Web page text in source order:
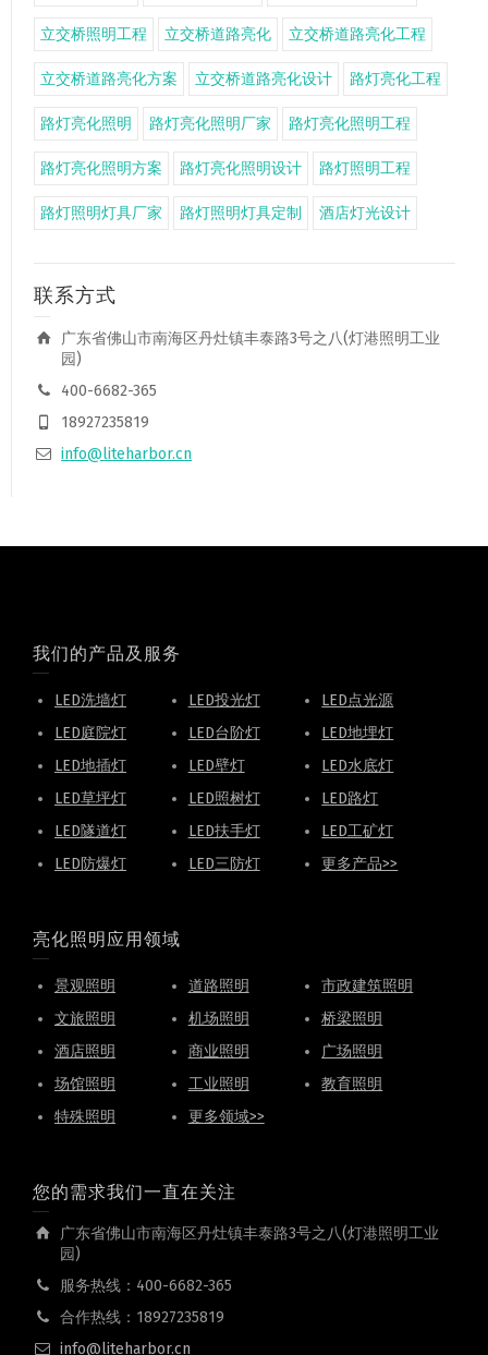
立交桥照明工程 立交桥道路亮化 立交桥道路亮化工程
立交桥道路亮化方案 立交桥道路亮化设计 路灯亮化工程
路灯亮化照明 路灯亮化照明厂家 路灯亮化照明工程
路灯亮化照明方案 路灯亮化照明设计 路灯照明工程
路灯照明灯具厂家 路灯照明灯具定制 酒店灯光设计
联系方式
广东省佛山市南海区丹灶镇丰泰路3号之八(灯港照明工业
园)
400-6682-365
18927235819
info@liteharbor.cn
我们的产品及服务
LED洗墙灯 LED投光灯
LED点光源
LED庭院灯
LED台阶灯
LED地埋灯
LED地插灯
LED壁灯
LED水底灯
LED草坪灯
LED照树灯
LED路灯
LED隧道灯
LED扶手灯
LED工矿灯
LED防爆灯
LED三防灯 更多产品>>
亮化照明应用领域
景观照明 道路照明
市政建筑照明
文旅照明
机场照明
桥梁照明
酒店照明
商业照明
广场照明
场馆照明
工业照明
教育照明
特殊照明
更多领域>>
您的需求我们一直在关注
广东省佛山市南海区丹灶镇丰泰路3号之八(灯港照明工业
园)
服务热线：400-6682-365
合作热线：18927235819
info@liteharbor.cn